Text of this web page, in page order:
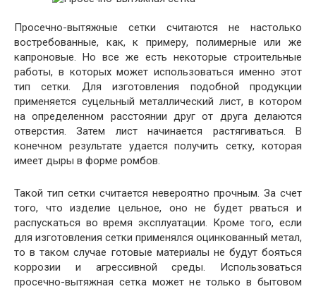
Просечно-вытяжные сетки считаются не настолько
востребованные, как, к примеру, полимерные или же
капроновые. Но все же есть некоторые строительные
работы, в которых может использоваться именно этот
тип сетки. Для изготовления подобной продукции
применяется суцельный металлический лист, в котором
на определенном расстоянии друг от друга делаются
отверстия. Затем лист начинается растягиваться. В
конечном результате удается получить сетку, которая
имеет дыры в форме ромбов.
Такой тип сетки считается невероятно прочным. За счет
того, что изделие цельное, оно не будет рваться и
распускаться во время эксплуатации. Кроме того, если
для изготовления сетки применялся оцинкованный метал,
то в таком случае готовые материалы не будут бояться
коррозии и агрессивной среды. Использоваться
просечно-вытяжная сетка может не только в бытовом